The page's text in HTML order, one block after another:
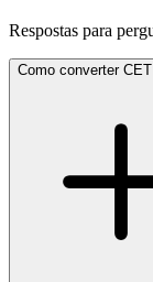
Respostas para
Como converter